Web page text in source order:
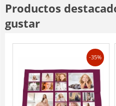
Productos
gustar
-35%